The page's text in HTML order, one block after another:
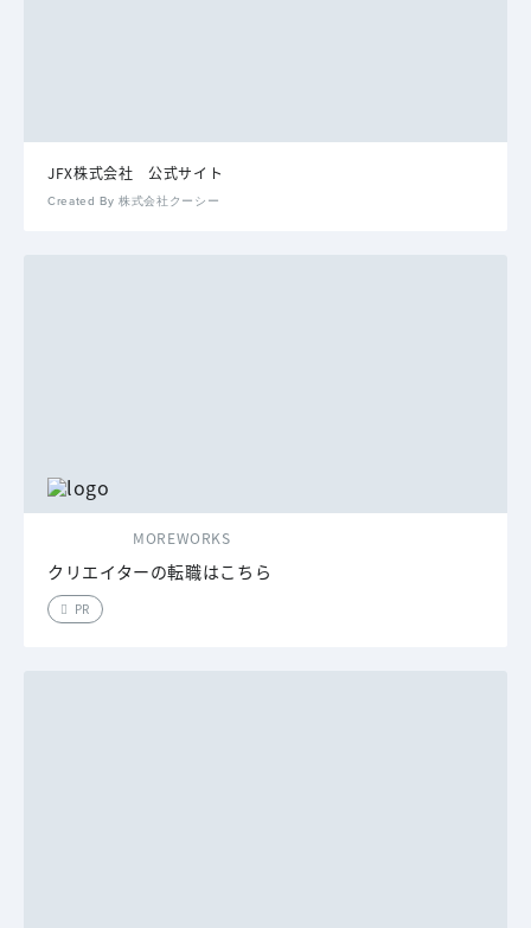
JFX株式会社 公式サイト
Created By 株式会社クーシー
MOREWORKS
クリエイターの転職はこちら
PR